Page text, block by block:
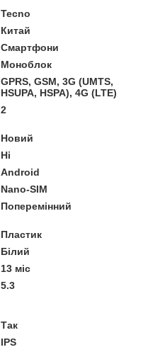
Tecno
Китай
Смартфони
Моноблок
GPRS, GSM, 3G (UMTS,
HSUPA, HSPA), 4G (LTE)
2
Новий
Ні
Android
Nano-SIM
Поперемінний
Пластик
Білий
13 міс
5.3
Так
IPS